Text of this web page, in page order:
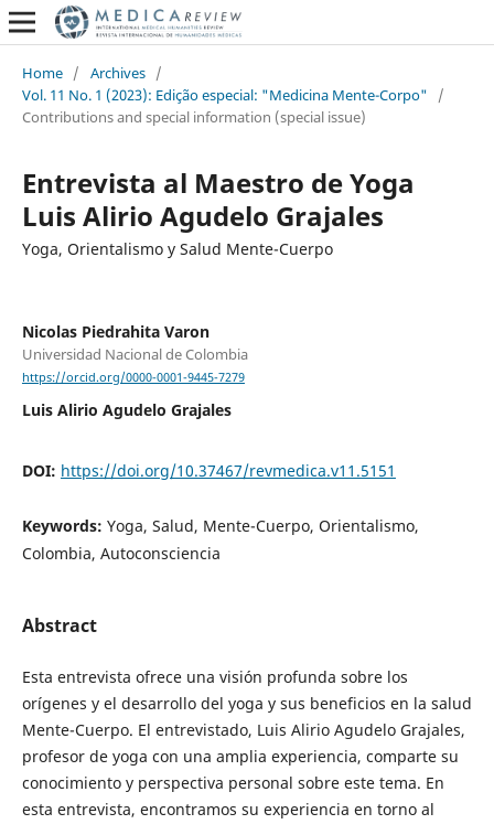
Home / Archives /
Vol. 11 No. 1 (2023): Edição especial: "Medicina Mente-Corpo"
/
Contributions and special information (special issue)
Entrevista al Maestro de Yoga
Luis Alirio Agudelo Grajales
Yoga, Orientalismo y Salud Mente-Cuerpo
Nicolas Piedrahita Varon
Universidad Nacional de Colombia
https://orcid.org/0000-0001-9445-7279
Luis Alirio Agudelo Grajales
DOI: https://doi.org/10.37467/revmedica.v11.5151
Keywords: Yoga, Salud, Mente-Cuerpo, Orientalismo,
Colombia, Autoconsciencia
Abstract
Esta entrevista ofrece una visión profunda sobre los
orígenes y el desarrollo del yoga y sus beneficios en la salud
Mente-Cuerpo. El entrevistado, Luis Alirio Agudelo Grajales,
profesor de yoga con una amplia experiencia, comparte su
conocimiento y perspectiva personal sobre este tema. En
esta entrevista, encontramos su experiencia en torno al